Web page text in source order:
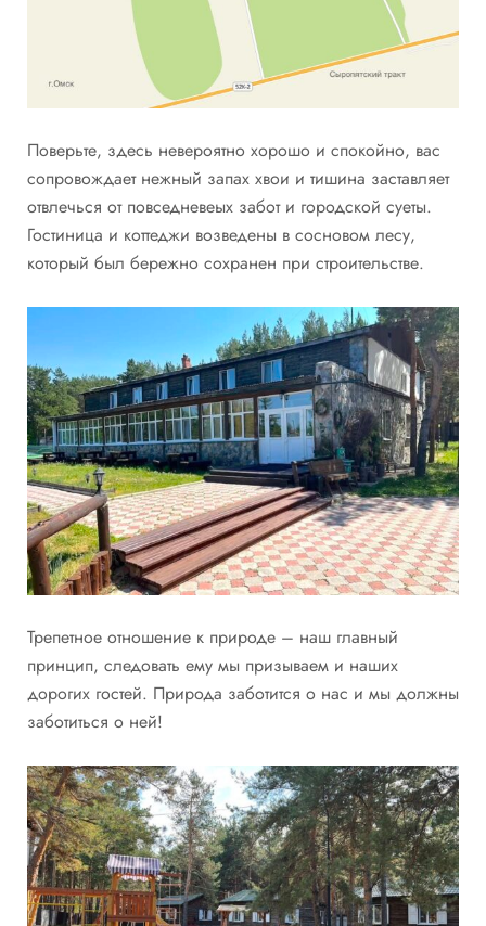
Поверьте, здесь невероятно хорошо и спокойно, вас
сопровождает нежный запах хвои и тишина заставляет
отвлечься от повседневеых забот и городской суеты.
Гостиница и коттеджи возведены в сосновом лесу,
который был бережно сохранен при строительстве.
Трепетное отношение к природе – наш главный
принцип, следовать ему мы призываем и наших
дорогих гостей. Природа заботится о нас и мы должны
заботиться о ней!